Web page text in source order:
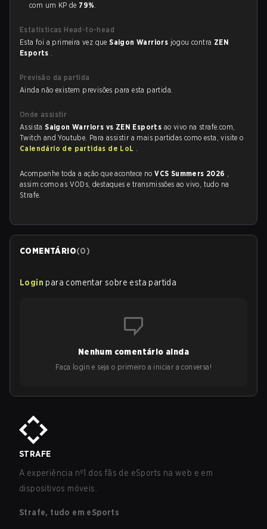
com um KP de 79%.
Estatísticas Head-to-head
Esta foi a primeira vez queSaigon Warriors jogou contra ZEN
Esports .
Previsão da partida
Ainda não existem previsões para esta partida.
Onde assistir
AssistaSaigon Warriors vs ZEN Esports ao vivo na strafe.com,
Twitch and Youtube. Para assistir a mais partidas como esta, visite o
Calendário de partidas de LoL .
Acompanhe toda a ação que acontece noVCS Summers 2026 ,
assim como as VODs, destaques e transmissões ao vivo, tudo na
Strafe.
COMENTÁRIO(0)
Login para comentar sobre esta partida
Nenhum comentário ainda
Faça login e seja o primeiro a iniciar a conversa!
STRAFE
A experiência nº1 dos fãs de eSports na web e em
dispositivos móveis.
Strafe, tudo em eSports